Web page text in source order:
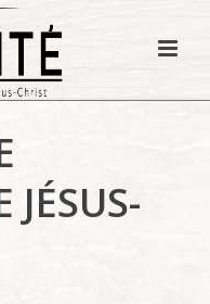
JÉSUS-